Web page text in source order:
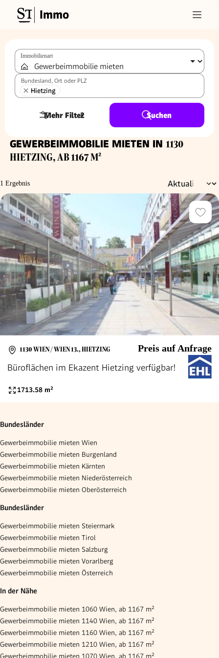
Immo
Immobilienart
Bundesland, Ort oder PLZ
Hietzing
Mehr Filter
2 Suchen
GEWERBEIMMOBILIE MIETEN IN 1130
HIETZING, AB 1167 M²
1 Ergebnis
1130 WIEN / WIEN 13., HIETZING Preis auf Anfrage
Büroflächen im Ekazent Hietzing verfügbar!
1713.58 m²
Bundesländer
Gewerbeimmobilie mieten Wien
Gewerbeimmobilie mieten Burgenland
Gewerbeimmobilie mieten Kärnten
Gewerbeimmobilie mieten Niederösterreich
Gewerbeimmobilie mieten Oberösterreich
Bundesländer
Gewerbeimmobilie mieten Steiermark
Gewerbeimmobilie mieten Tirol
Gewerbeimmobilie mieten Salzburg
Gewerbeimmobilie mieten Vorarlberg
Gewerbeimmobilie mieten Österreich
In der Nähe
Gewerbeimmobilie mieten 1060 Wien, ab 1167 m²
Gewerbeimmobilie mieten 1140 Wien, ab 1167 m²
Gewerbeimmobilie mieten 1160 Wien, ab 1167 m²
Gewerbeimmobilie mieten 1210 Wien, ab 1167 m²
Gewerbeimmobilie mieten 1070 Wien, ab 1167 m²